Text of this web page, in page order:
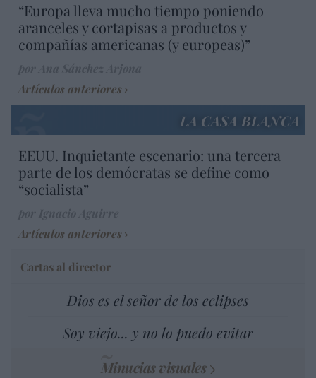
“Europa lleva mucho tiempo poniendo
aranceles y cortapisas a productos y
compañías americanas (y europeas)”
Artículos anteriores
LA CASA BLANCA
EEUU. Inquietante escenario: una tercera
parte de los demócratas se define como
“socialista”
Artículos anteriores
Cartas al director
Dios es el señor de los eclipses
Soy viejo... y no lo puedo evitar
Minucias visuales